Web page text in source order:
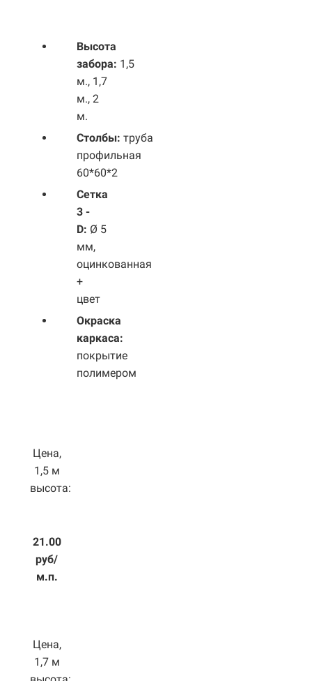
Высота
забора: 1,5
м., 1,7
м., 2
м.
Столбы: труба
профильная
60*60*2
Сетка
3 -
D: Ø 5
мм,
оцинкованная
+
цвет
Окраска
каркаса:
покрытие
полимером
Цена,
1,5 м
высота:
21.00
руб/
м.п.
Цена,
1,7 м